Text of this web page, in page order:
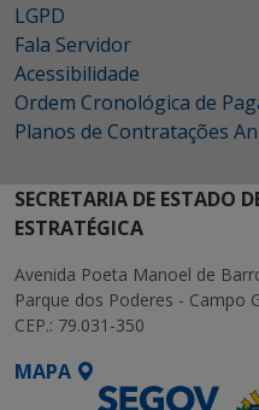
LGPD
Fala Servidor
Acessibilidade
Ordem Cronológica de
Planos de Contratações
SECRETARIA DE ESTADO
ESTRATÉGICA
Avenida Poeta Manoel de
Parque dos Poderes - Campo
CEP.: 79.031-350
MAPA